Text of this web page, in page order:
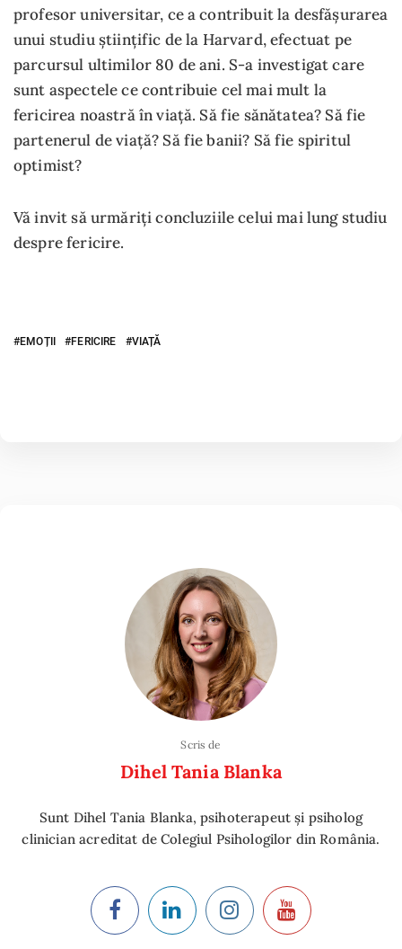
profesor universitar, ce a contribuit la desfășurarea
unui studiu științific de la Harvard, efectuat pe
parcursul ultimilor 80 de ani. S-a investigat care
sunt aspectele ce contribuie cel mai mult la
fericirea noastră în viață. Să fie sănătatea? Să fie
partenerul de viață? Să fie banii? Să fie spiritul
optimist?
Vă invit să urmăriți concluziile celui mai lung studiu
despre fericire.
EMOȚII FERICIRE VIAȚĂ
Scris de
Dihel Tania Blanka
Sunt Dihel Tania Blanka, psihoterapeut și psiholog
clinician acreditat de Colegiul Psihologilor din România.